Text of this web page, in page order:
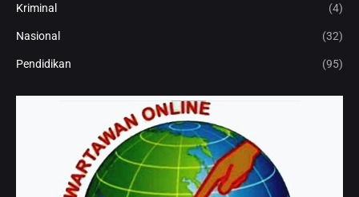
Kriminal (4)
Nasional (32)
Pendidikan (95)